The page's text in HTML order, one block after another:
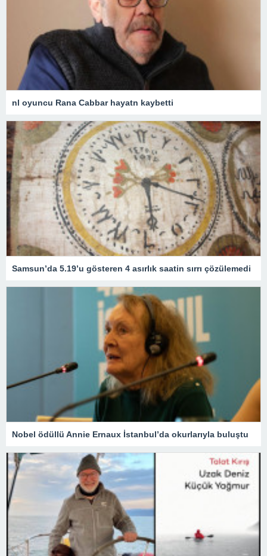
nl oyuncu Rana Cabbar hayatn kaybetti
Samsun’da 5.19’u gösteren 4 asırlık saatin sırrı çözülemedi
Nobel ödüllü Annie Ernaux İstanbul’da okurlarıyla buluştu